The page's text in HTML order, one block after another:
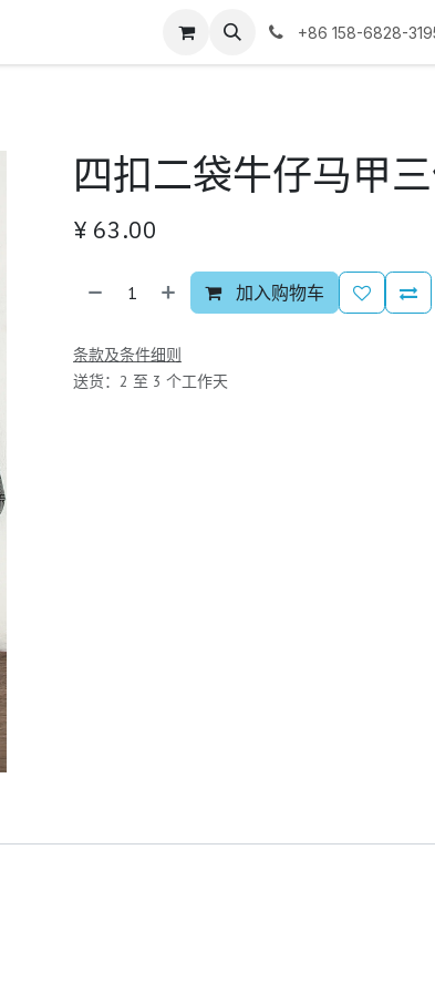
+86 158-6828-
四扣二袋牛仔马甲
¥ 63.00
加入购物车
条款及条件细则
送货：2 至 3 个工作天